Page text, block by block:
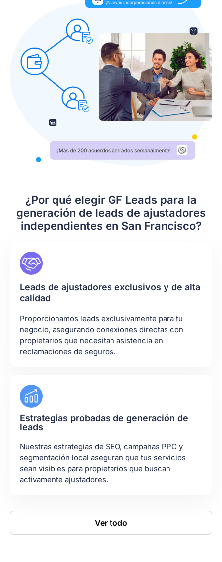
¿Por qué elegir GF Leads para la
generación de leads de ajustadores
independientes en San Francisco?
Leads de ajustadores exclusivos y de alta
calidad
Proporcionamos leads exclusivamente para tu
negocio, asegurando conexiones directas con
propietarios que necesitan asistencia en
reclamaciones de seguros.
Estrategias probadas de generación de
leads
Nuestras estrategias de SEO, campañas PPC y
segmentación local aseguran que tus servicios
sean visibles para propietarios que buscan
activamente ajustadores.
Ver todo